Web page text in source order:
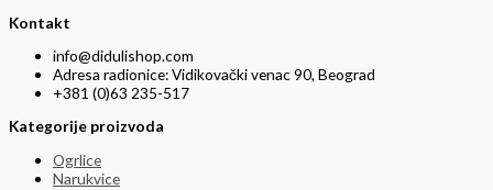
Kontakt
info@didulishop.com
Adresa radionice: Vidikovački venac 90, Beograd
+381 (0)63 235-517
Kategorije proizvoda
Ogrlice
Narukvice